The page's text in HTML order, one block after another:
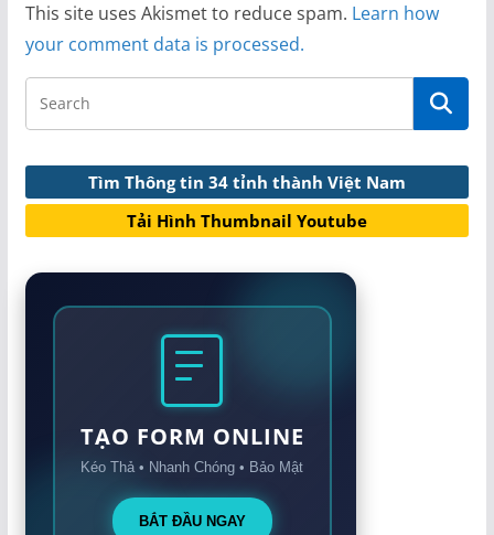
This site uses Akismet to reduce spam. Learn how
your comment data is processed.
Tìm Thông tin 34 tỉnh thành Việt Nam
Tải Hình Thumbnail Youtube
TẠO FORM ONLINE
Kéo Thả • Nhanh Chóng • Bảo Mật
BẮT ĐẦU NGAY